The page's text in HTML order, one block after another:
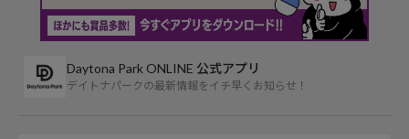
Daytona Park ONLINE 公式アプリ
デイトナパークの最新情報をイチ早くお知らせ！